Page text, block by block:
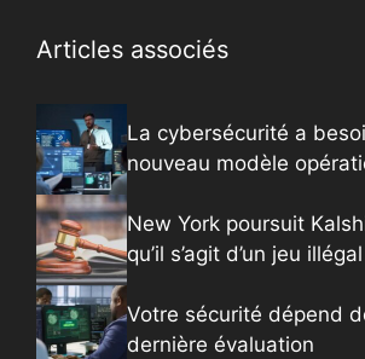
Articles associés
La cybersécurité a
nouveau modèle
New York poursuit
qu’il s’agit d’un jeu illégal
Votre sécurité dépend
dernière évaluation